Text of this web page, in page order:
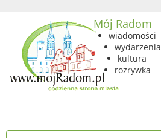
Mój Radom
wiadomości
wydarzenia
kultura
rozrywka